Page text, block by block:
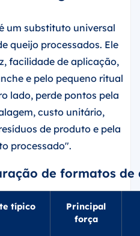
um substituto universal
queijo processados. Ele
facilidade de aplicação,
e pelo pequeno ritual
lado, perde pontos pela
custo unitário,
de produto e pela
processado".
de formatos
típico
Principal
força